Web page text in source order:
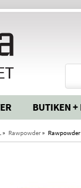
BUTIKEN +
» Rawpowder» Rawpowder